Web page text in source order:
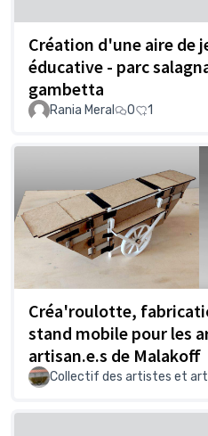
Création d'une aire de
éducative - parc
gambetta
Rania Meral 0 1
Créa'roulotte,
stand mobile pour les
artisan.e.s de Malakoff
Collectif des artistes et